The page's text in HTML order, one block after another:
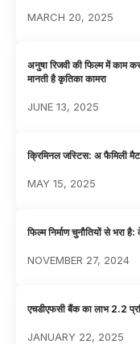
MARCH 20, 2025
अनुषा रिजवी की फिल्म में काम
मानती है कृतिका कामरा
JUNE 13, 2025
क्रिमिनल जस्टिस: अ फैमिली
MAY 15, 2025
फिल्म निर्माण चुनौतियों से भरा
NOVEMBER 27, 2024
एचडीएफसी बैंक का लाभ 2.2
JANUARY 22, 2025